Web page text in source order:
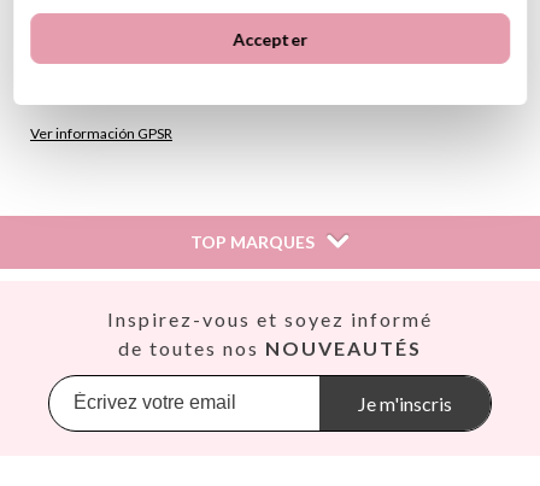
(*) Ce produit est marqué CE conformément à la législation de
Ver información GPSR
sobre Seguridad General de Productos (GPSR).
30500, Molina de Segura, Murcia
dpd@tutete.com
TOP MARQUES
Banwood
BIBS
Inspirez-vous et soyez informé
de toutes nos NOUVEAUTÉS
Je m'inscris
Accepter